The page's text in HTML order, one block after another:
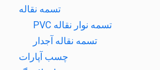
تسمه نقاله
تسمه نوار نقاله PVC
تسمه نقاله آجدار
چسب آپارات